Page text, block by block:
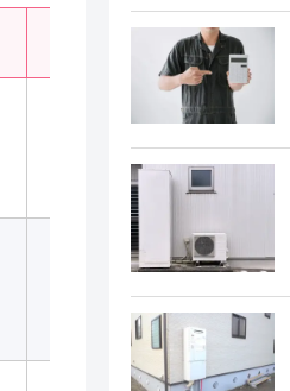
緊急駆けつけ
最短20分